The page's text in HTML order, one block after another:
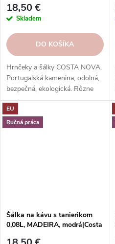
18,50 €
Skladem
DO KOŠÍKA
Hrnčeky a šálky COSTA NOVA.
Portugalská kamenina, odolná,
bezpečná, ekologická. Rôzne
tvary, farby, vzory. Ideálne na
kávu, espresso, cappuccino,
lungo, čaj, kakao a iné.
EU
Ručná práca
Šálka na kávu s tanierikom
0,08L, MADEIRA, modrá|Costa